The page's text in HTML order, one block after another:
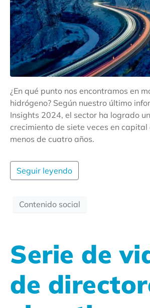
¿En qué punto nos encontramos en
hidrógeno? Según nuestro último
Insights 2024, el sector ha logrado
crecimiento de siete veces en
menos de cuatro años.
Seguir leyendo
Contenido social
Serie de
de